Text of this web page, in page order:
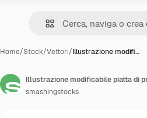
Home/Stock/Vettori/Illustrazione modifi…
Illustrazione modificabile piatta di
smashingstocks